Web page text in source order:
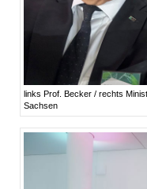
links Prof. Becker / rechts
Sachsen